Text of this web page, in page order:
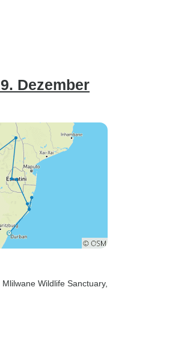
Dezember
, Mlilwane Wildlife Sanctuary,